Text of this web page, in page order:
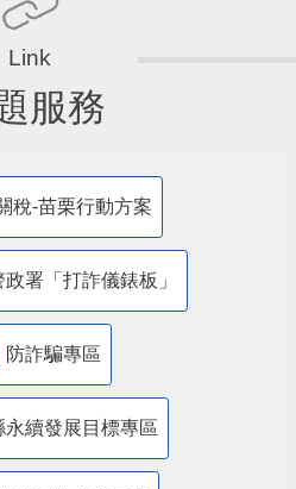
服務
稅-苗栗行動方案
署「打詐儀錶板」
防詐騙專區
永續發展目標專區